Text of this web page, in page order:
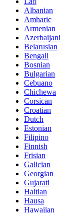
Albanian
Amharic
Armenian
Azerbaijani
Belarusian
Bengali
Bosnian
Bulgarian
Cebuano
Chichewa
Corsican
Croatian
Dutch
Estonian
Filipino
Finnish
Frisian
Galician
Georgian
Gujarati
Haitian
Hausa
Hawaiian